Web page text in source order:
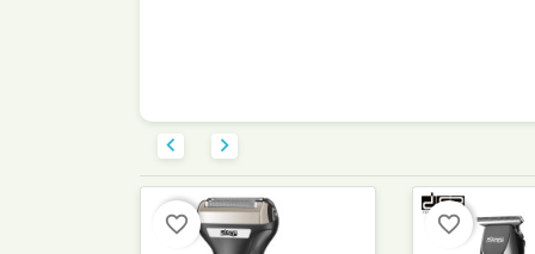

favorite_border
favorite_border
